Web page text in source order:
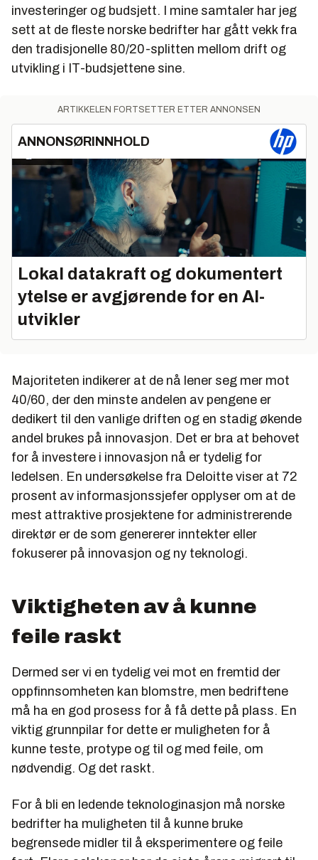
investeringer og budsjett. I mine samtaler har jeg
sett at de fleste norske bedrifter har gått vekk fra
den tradisjonelle 80/20-splitten mellom drift og
utvikling i IT-budsjettene sine.
ARTIKKELEN FORTSETTER ETTER ANNONSEN
ANNONSØRINNHOLD
Lokal datakraft og dokumentert
ytelse er avgjørende for en AI-
utvikler
Majoriteten indikerer at de nå lener seg mer mot
40/60, der den minste andelen av pengene er
dedikert til den vanlige driften og en stadig økende
andel brukes på innovasjon. Det er bra at behovet
for å investere i innovasjon nå er tydelig for
ledelsen. En undersøkelse fra Deloitte viser at 72
prosent av informasjonssjefer opplyser om at de
mest attraktive prosjektene for administrerende
direktør er de som genererer inntekter eller
fokuserer på innovasjon og ny teknologi.
Viktigheten av å kunne
feile raskt
Dermed ser vi en tydelig vei mot en fremtid der
oppfinnsomheten kan blomstre, men bedriftene
må ha en god prosess for å få dette på plass. En
viktig grunnpilar for dette er muligheten for å
kunne teste, protype og til og med feile, om
nødvendig. Og det raskt.
For å bli en ledende teknologinasjon må norske
bedrifter ha muligheten til å kunne bruke
begrensede midler til å eksperimentere og feile